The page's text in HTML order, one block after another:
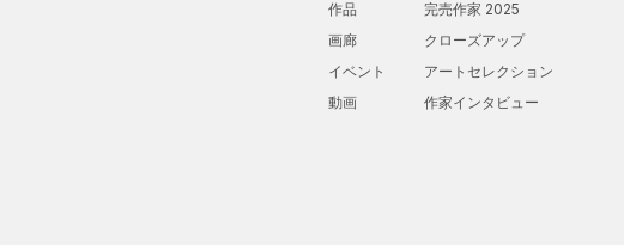
作品
画廊
イベント
動画
完売作家 2025
クローズアップ
アートセレクション
作家インタビュー